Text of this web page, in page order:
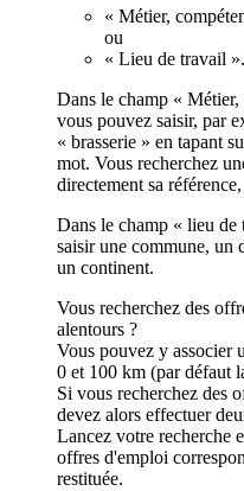
« Métier,
ou
« Lieu de travail ».
Dans le champ «
vous pouvez saisir, par
« brasserie » en tapant
mot. Vous recherchez
directement sa
Dans le champ « lieu
saisir une commune, un
un continent.
Vous recherchez des
alentours ?
Vous pouvez y associer
0 et 100 km (par défaut
Si vous recherchez des
devez alors effectuer
Lancez votre recherche
offres d'emploi
restituée.